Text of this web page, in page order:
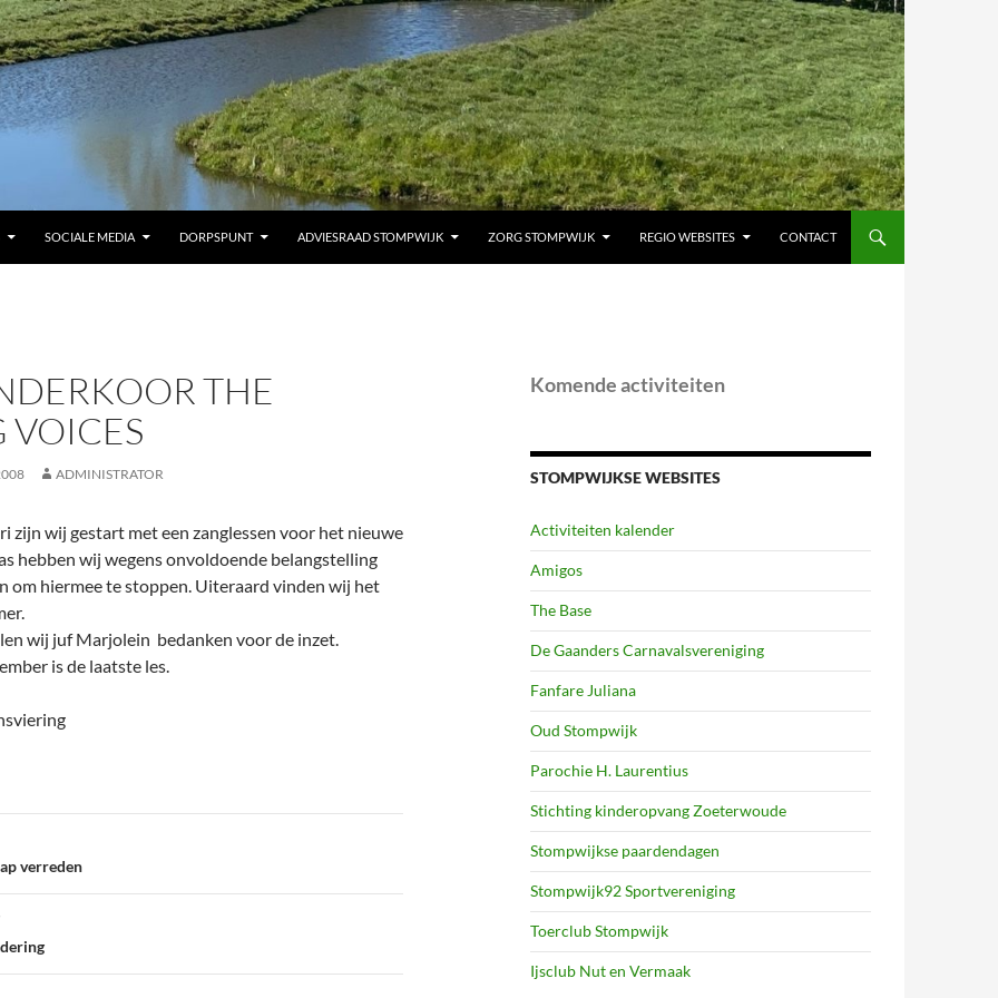
SOCIALE MEDIA DORPSPUNT ADVIESRAAD STOMPWIJK ZORG STOMPWIJK REGIO WEBSITES CONTACT
THE
VOICES
ADMINISTRATOR
zijn wij gestart met een zanglessen voor het nieuwe
hebben wij wegens onvoldoende belangstelling
om hiermee te stoppen. Uiteraard vinden wij het
wij juf Marjolein bedanken voor de inzet.
is de laatste les.
verreden
Komende activiteiten
STOMPWIJKSE WEBSITES
Activiteiten kalender
Amigos
The Base
De Gaanders Carnavalsvereniging
Fanfare Juliana
Oud Stompwijk
Parochie H. Laurentius
Stichting kinderopvang Zoeterwoude
Stompwijkse paardendagen
Stompwijk92 Sportvereniging
Toerclub Stompwijk
Ijsclub Nut en Vermaak